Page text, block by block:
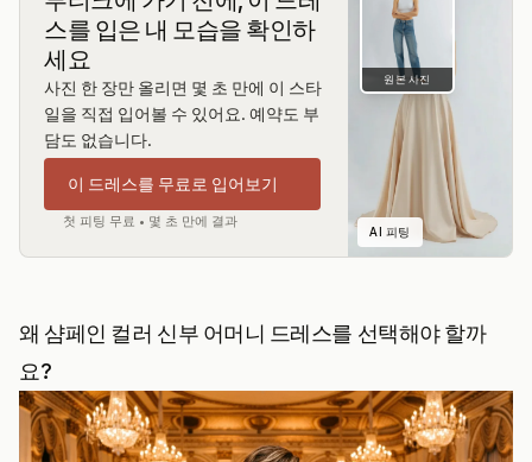
스를 입은 내 모습을 확인하
세요
사진 한 장만 올리면 몇 초 만에 이 스타
일을 직접 입어볼 수 있어요. 예약도 부
담도 없습니다.
이 드레스를 무료로 입어보기
첫 피팅 무료 • 몇 초 만에 결과
원본 사진
AI 피팅
왜 샴페인 컬러 신부 어머니 드레스를 선택해야 할까
요?